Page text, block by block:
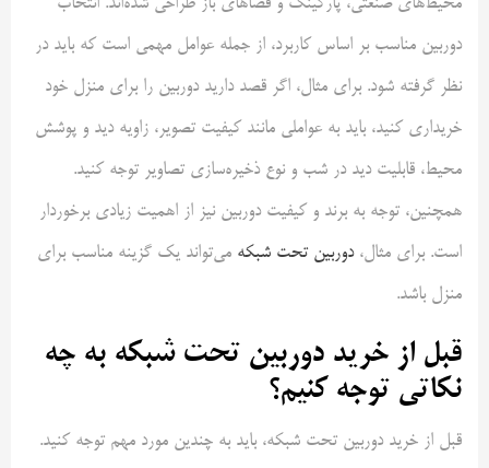
دوربین مناسب بر اساس کاربرد، از جمله عوامل مهمی است که باید در
نظر گرفته شود. برای مثال، اگر قصد دارید دوربین را برای منزل خود
خریداری کنید، باید به عواملی مانند کیفیت تصویر، زاویه دید و پوشش
محیط، قابلیت دید در شب و نوع ذخیره‌سازی تصاویر توجه کنید.
همچنین، توجه به برند و کیفیت دوربین نیز از اهمیت زیادی برخوردار
است. برای مثال،دوربین تحت شبکه می‌تواند یک گزینه مناسب برای
منزل باشد.
قبل از خرید دوربین تحت شبکه به چه
نکاتی توجه کنیم؟
قبل از خرید دوربین تحت شبکه، باید به چندین مورد مهم توجه کنید.